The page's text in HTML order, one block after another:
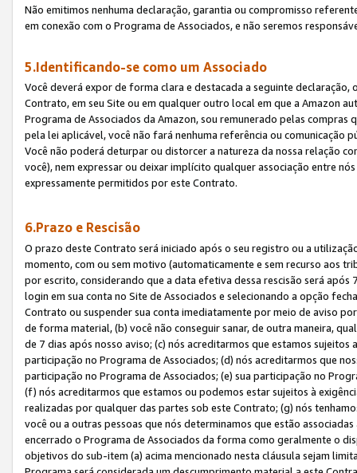
Não emitimos nenhuma declaração, garantia ou compromisso
em conexão com o Programa de Associados, e não seremos
5.Identificando-se como um Associado
Você deverá expor de forma clara e destacada a seguinte
Contrato, em seu Site ou em qualquer outro local em que a Amazon
Programa de Associados da Amazon, sou remunerado pelas
pela lei aplicável, você não fará nenhuma referência ou comunicação
Você não poderá deturpar ou distorcer a natureza da nossa relação
você), nem expressar ou deixar implícito qualquer associação entre
expressamente permitidos por este Contrato.
6.Prazo e Rescisão
O prazo deste Contrato será iniciado após o seu registro ou a
momento, com ou sem motivo (automaticamente e sem recurso aos
por escrito, considerando que a data efetiva dessa rescisão será
login em sua conta no Site de Associados e selecionando a opção
Contrato ou suspender sua conta imediatamente por meio de aviso
de forma material, (b) você não conseguir sanar, de outra maneira,
de 7 dias após nosso aviso; (c) nós acreditarmos que estamos
participação no Programa de Associados; (d) nós acreditarmos que
participação no Programa de Associados; (e) sua participação no
(f) nós acreditarmos que estamos ou podemos estar sujeitos à
realizadas por qualquer das partes sob este Contrato; (g) nós
você ou a outras pessoas que nós determinamos que estão
encerrado o Programa de Associados da forma como geralmente o
objetivos do sub-item (a) acima mencionado nesta cláusula sejam